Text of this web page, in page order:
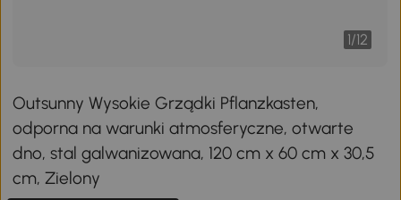
1/12
Outsunny Wysokie Grządki Pflanzkasten,
odporna na warunki atmosferyczne, otwarte
dno, stal galwanizowana, 120 cm x 60 cm x 30,5
cm, Zielony